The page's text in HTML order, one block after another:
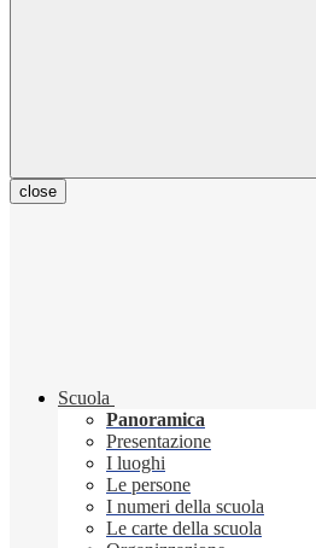
close
Scuola
Panoramica
Presentazione
I luoghi
Le persone
I numeri della scuola
Le carte della scuola